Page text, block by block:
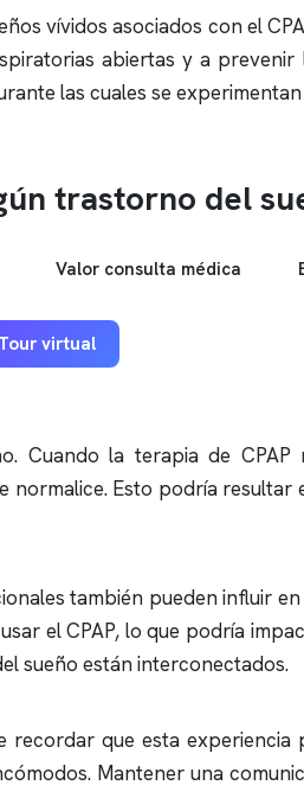
vívidos asociados con el
abiertas y a
las cuales se
trastorno del
Valor consulta médica
virtual
Cuando la terapia de
normalice. Esto podría
también pueden influir
el CPAP, lo que podría
sueño están interconectados.
recordar que esta
Mantener una